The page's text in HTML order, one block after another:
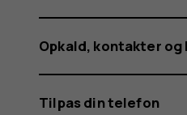
Opkald, kontakter og
Tilpas din telefon